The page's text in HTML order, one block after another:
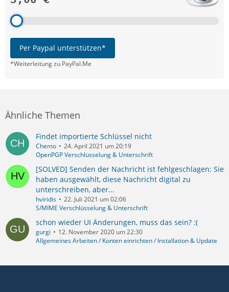
Per Paypal unterstützen*
*Weiterleitung zu PayPal.Me
Ähnliche Themen
Findet importierte Schlüssel nicht
Chemo
24. April 2021 um 20:19
OpenPGP Verschlüsselung & Unterschrift
[SOLVED] Senden der Nachricht ist fehlgeschlagen: Sie
haben ausgewählt, diese Nachricht digital zu
unterschreiben, aber...
hviridis
22. Juli 2021 um 02:06
S/MIME Verschlüsselung & Unterschrift
schon wieder UI Änderungen, muss das sein? :(
gurgi
12. November 2020 um 22:30
Allgemeines Arbeiten / Konten einrichten / Installation & Update